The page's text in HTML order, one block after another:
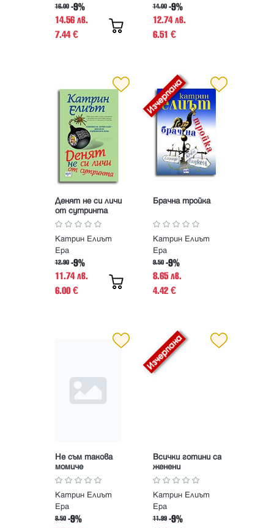
16.00 -9%
14.56 лв.
7.44€
14.00 -9%
12.74 лв.
6.51 €
Денят не си личи
от сутринта
Катрин Елиът
Ера
12.90 -9%
11.74 лв.
6.00 €
Брачна тройка
Катрин Елиът
Ера
9.50 -9%
8.65 лв.
4.42 €
Не съм такова
момиче
Катрин Елиът
Ера
8.50 -9%
Всички готини са
женени
Катрин Елиът
Ера
11.99 -9%